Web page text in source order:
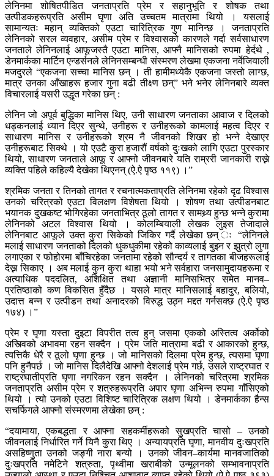
लेनिनमा शोषितपीडित जनताप्रति प्रेम र सहानुभूति र शोषक तथा
उत्पीडकहरूप्रति असीम घृणा अति उच्चतम मात्रामा थियो । यसलाई
सामान्यतः महान् व्यक्तिको एउटा चारित्रिक गुण मानिन्छ । जनताप्रति
लेनिनको सरल व्यवहार, असीम प्रेम र विश्वासको कारणले गर्दा सर्वसाधारण
जनताले लेनिनलाई आफूजस्तै एउटा मानिस, आफ्नै मानिसको रुपमा हेर्दथे ,
डेनमार्कका मार्टिन एन्डर्सनले लेनिनसम्बन्धी संस्मरण लेखमा एकजना नर्वेजियाली
मजदुरले “एकजना सच्चा मानिस छन् । ती हामीमध्येकै एकजना जस्तो लाग्छ,
मात्र उनका आँखाहरू हजार गुना बढी तीक्ष्ण छन्” भने भनेर लेनिनबारे व्यक्त
विचारलाई यसरी उद्धृत गरेका छन् :
लेनिन जो अपूर्व बुद्धिका मानिस थिए, उनी साधारण जनताका आवाज र दिलको
धड्कनलाई ध्यान दिएर सुन्थे, उनीहरू र उनीहरूको कामलाई महत्व दिएर र
साधारण मानिस र उनीहरूको श्रम नै जीवनको शिखर हो भन्ने देखाएर
उनीहरूबाट सिक्थे । यो एउटै कुरा हजारौं वर्षको दुःखको लागि एउटा पुरस्कार
थियो, साधारण जनताले आफू र आफ्नो जीवनबारे यति राम्ररी जानकारी राख्ने
व्यक्ति पहिले कहिल्यै देखेका थिएनन् (ऐ.ऐ पृष्ठ ११९) ।”
श्रमिक जनता र तिनको तागत र रचनात्मकताप्रति लेनिनमा रहेको दृढ विश्वास
उनको चरित्रको एउटा विलक्षण विशेषता थियो । शोषण तथा उत्पीडनबाट
भयानक दुखकष्ट भोगिरहेका जनताभित्र ठूलो तागत र सामथ्र्य हुन्छ भन्ने कुरामा
लेनिनको अटल विश्वास थियो । कोलम्बियाली लेखक लुइस तेजादाले
लेनिनबाट आफूले उक्त कुरा सिकेको जिकिर गर्दै लेखेका छन् ः “लेनिनले
मलाई साधारण जनताको दिलको धुकधुकीमा रहेको काव्यलाई बुझ्न र झुत्रो लुगा
लगाएका र फोहोरमा बाँचिरहेका जनतामा रहेको सौन्दर्य र तागतका बीजहरूलाई
देख्न सिकाए । अब मलाई कुन कुरा थाहा भयो भने सर्वहारा जनसामुदायहरूमा र
अत्याधिक पददलित, अशिक्षित तथा अज्ञानी मानिसभित्र समेत मानव–
प्रतिष्ठाको कण विकसित हुँदैछ । यसले मात्र मानिसलाई बहादुर, बलियो,
उदात्त बन्न र उत्पीडन तथा अनादरको विरुद्ध उठ्न मद्दत गर्नसक्छ (ऐ.ऐ पृष्ठ
१७४) ।”
प्रेम र घृणा यस्ता दुइटा विपरीत तत्व हुन् जसमा एकको अस्तित्व अर्कोको
अस्त्विको अभावमा रहन सक्दैन । प्रेम जति मात्रामा बढी र आकारको हुन्छ,
त्यत्तिकै धेरै र ठूलो घृणा हुन्छ । जो मानिसको दिलमा प्रेम हुन्छ, त्यसमा घृणा
पनि हुनैपर्छ । जो मानिस दिलैदेखि आफ्नो देशलाई प्रेम गर्छ, उसले राष्ट्रघात र
राष्ट्रघातीप्रति घृणा नगरिकन रहन सक्दैन । लेनिनको चरित्रमा श्रमिक
जनताप्रति असीम प्रेम र शत्रुहरूप्रति अपार घृणा अभिन्न रुपमा गाँसिएको
थियो । त्यो उनको एउटा विशिष्ट चारित्रिक लक्षण थियो । डेनमार्कका हैन्स
सचर्फिगले आफ्नो संस्मरणमा लेखेका छन् :
“दयामाया, एकबद्धता र आफ्ना सहकर्मीहरूको सुखप्रति चासो – उनको
जीवनलाई निर्धारित गर्ने यिनै कुरा थिए । अन्यायप्रति घृणा, मानवीय दुःखप्रति
असहिष्णुता उनको जङ्गी नारा बन्यो । उनको जीवन–कार्यमा मानवजातिको
दुःखप्रति नमेटिने शत्रुता, पृथ्वीमा खराबीको उन्मूलनको सम्भावनाप्रति